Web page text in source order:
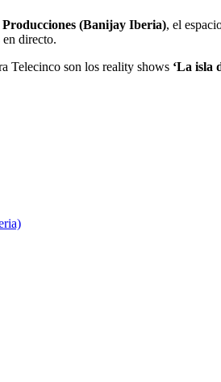
(Banijay Iberia), el
directo.
Telecinco son los reality shows ‘La isla